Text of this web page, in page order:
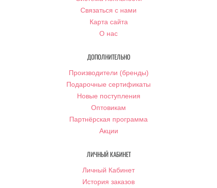
Связаться с нами
Карта сайта
О нас
ДОПОЛНИТЕЛЬНО
Производители (бренды)
Подарочные сертификаты
Новые поступления
Оптовикам
Партнёрская программа
Акции
ЛИЧНЫЙ КАБИНЕТ
Личный Кабинет
История заказов